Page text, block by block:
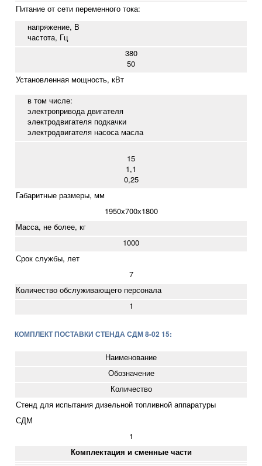
Питание от сети переменного тока:
напряжение, В
частота, Гц
380
50
Установленная мощность, кВт
в том числе:
электропривода двигателя
электродвигателя подкачки
электродвигателя насоса масла
15
1,1
0,25
Габаритные размеры, мм
1950х700х1800
Масса, не более, кг
1000
Срок службы, лет
7
Количество обслуживающего персонала
1
КОМПЛЕКТ ПОСТАВКИ СТЕНДА СДМ 8-02 15:
Наименование
Обозначение
Количество
Стенд для испытания дизельной топливной аппаратуры
СДМ
1
Комплектация и сменные части